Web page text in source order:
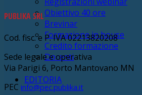
Obiettivo 40 ore
Brevinar
Formazione in house
Credito formazione
Docenti
EDITORIA
PUBLIKA SRL
Cod. fisc. e P. IVA 02213820208
Sede legale e operativa
Via Parigi 6, Porto Mantovano MN
PEC info@pec.publika.it